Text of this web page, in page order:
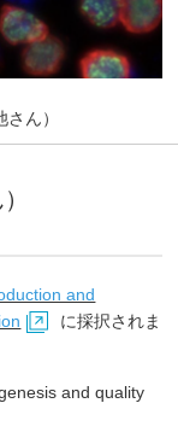
ん）
and
に採択されま
and quality